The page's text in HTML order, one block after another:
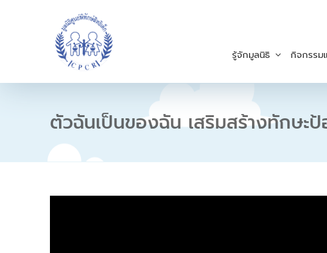
c
t
รู้จักมูลนิธิ กิจกรรม
ตัวฉันเป็นของฉัน เสริมสร้างทักษะ